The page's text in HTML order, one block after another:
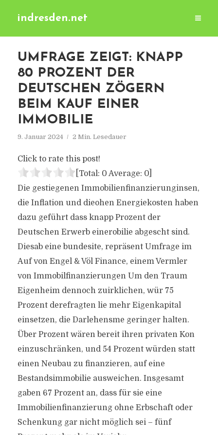
indresden.net
UMFRAGE ZEIGT: KNAPP
80 PROZENT DER
DEUTSCHEN ZÖGERN
BEIM KAUF EINER
IMMOBILIE
9. Januar 2024 2 Min. Lesedauer
Click to rate this post!
[Total: 0 Average: 0]
Die gestiegenen Immobilienfinanzierunginsen,
die Inflation und dieohen Energiekosten haben
dazu geführt dass knapp Prozent der
Deutschen Erwerb einerobilie abgescht sind.
Diesab eine bundesite, repräsent Umfrage im
Auf von Engel & Völ Finance, einem Vermler
von Immobilfinanzierungen Um den Traum
Eigenheim dennoch zuirklichen, wür 75
Prozent derefragten lie mehr Eigenkapital
einsetzen, die Darlehensme geringer halten.
Über Prozent wären bereit ihren privaten Kon
einzuschränken, und 54 Prozent würden statt
einen Neubau zu finanzieren, auf eine
Bestandsimmobilie ausweichen. Insgesamt
gaben 67 Prozent an, dass für sie eine
Immobilienfinanzierung ohne Erbschaft oder
Schenkung gar nicht möglich sei – fünf